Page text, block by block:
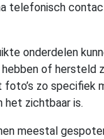
telefonisch
onderdelen
of hersteld
zo specifiek
het zichtbaar is.
meestal